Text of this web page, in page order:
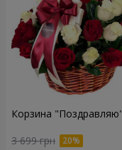
Корзина "Поздравляю"
3 699 грн